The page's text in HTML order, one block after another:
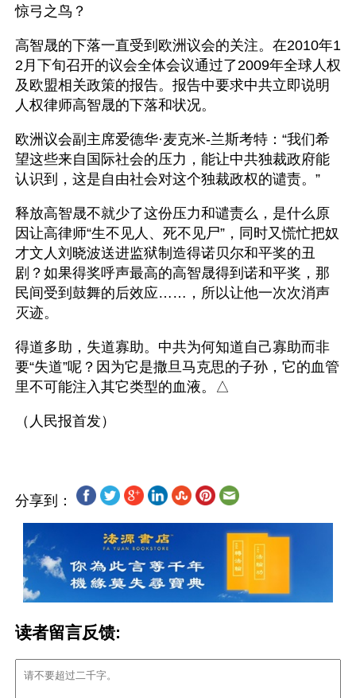
惊弓之鸟？
高智晟的下落一直受到欧洲议会的关注。在2010年1
2月下旬召开的议会全体会议通过了2009年全球人权
及欧盟相关政策的报告。报告中要求中共立即说明
人权律师高智晟的下落和状况。
欧洲议会副主席爱德华·麦克米-兰斯考特：“我们希
望这些来自国际社会的压力，能让中共独裁政府能
认识到，这是自由社会对这个独裁政权的谴责。”
释放高智晟不就少了这份压力和谴责么，是什么原
因让高律师“生不见人、死不见尸”，同时又慌忙把奴
才文人刘晓波送进监狱制造得诺贝尔和平奖的丑
剧？如果得奖呼声最高的高智晟得到诺和平奖，那
民间受到鼓舞的后效应……，所以让他一次次消声
灭迹。
得道多助，失道寡助。中共为何知道自己寡助而非
要“失道”呢？因为它是撒旦马克思的子孙，它的血管
里不可能注入其它类型的血液。△
分享到：
读者留言反馈: